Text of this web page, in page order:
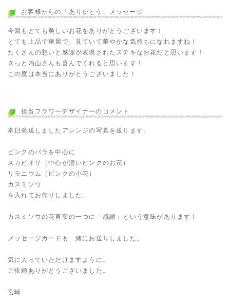
お客様からの「ありがとう」メッセージ
今回もとても美しいお花をありがとうございます！
とても上品で華麗で、見ていて華やかな気持ちになれますね！
たくさんの想いと感謝が表現されたステキなお花だと思います！
きっと内山さんも喜んでくれると思います！
この度は本当にありがとうございました！
担当フラワーデザイナーのコメント
本日発送しましたアレンジの写真を送ります。
ピンクのバラを中心に
スカビオサ（中心が濃いピンクのお花）
リモニウム（ピンクの小花）
カスミソウ
を入れてお作りしました。
カスミソウの花言葉の一つに「感謝」という意味があります！
メッセージカードも一緒にお送りしました。
気に入っていただけますように。
ご依頼ありがとうございました。
宮崎